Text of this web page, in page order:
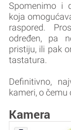
Spomenimo i
koja
raspored.
određen, pa
pristiju, ili pak
tastatura.
Definitivno,
kameri, o čemu
Kamera